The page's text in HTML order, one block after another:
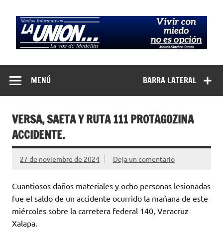
contenido
Medios
Informativos La
Unión…
BARRA LATERAL
MENÚ
VERSA, SAETA Y RUTA 111 PROTAGOZINA
ACCIDENTE.
27 de noviembre de 2024 Deja un comentario
Cuantiosos daños materiales y ocho personas lesionadas
fue el saldo de un accidente ocurrido la mañana de este
miércoles sobre la carretera federal 140, Veracruz
Xalapa.